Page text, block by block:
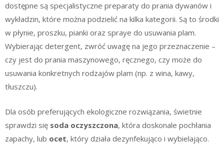
dostępne są specjalistyczne preparaty do prania dywanów i
wykładzin, które można podzielić na kilka kategorii. Są to środki
w płynie, proszku, pianki oraz spraye do usuwania plam.
Wybierając detergent, zwróć uwagę na jego przeznaczenie –
czy jest do prania maszynowego, ręcznego, czy może do
usuwania konkretnych rodzajów plam (np. z wina, kawy,
tłuszczu).
Dla osób preferujących ekologiczne rozwiązania, świetnie
sprawdzi się soda oczyszczona, która doskonale pochłania
zapachy, lub ocet, który działa dezynfekująco i wybielająco.